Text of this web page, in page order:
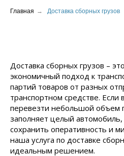
Главная → Доставка сборных грузов
Доставка сборных грузов –
экономичный подход к
партий товаров от разных
транспортном средстве.
перевезти небольшой объем
заполняет целый
сохранить оперативность и
наша услуга по доставке
идеальным решением.